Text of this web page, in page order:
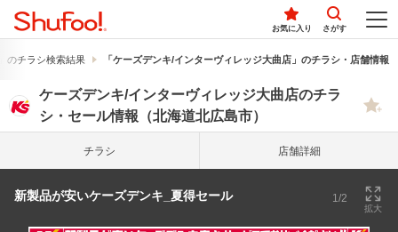
お気に入り さがす
のチラシ検索結果 「ケーズデンキ/インターヴィレッジ大曲店」のチラシ・店舗情報
ケーズデンキ/インターヴィレッジ大曲店のチラ
シ・セール情報（北海道北広島市）
チラシ 店舗詳細
新製品が安いケーズデンキ_夏得セール 1/2
拡大